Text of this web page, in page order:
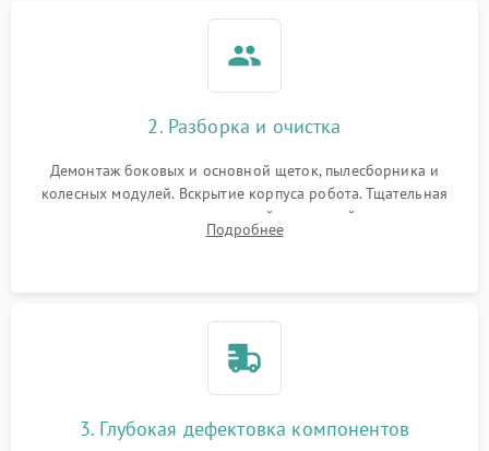
2. Разборка и очистка
Демонтаж боковых и основной щеток, пылесборника и
колесных модулей. Вскрытие корпуса робота. Тщательная
очистка внутренних полостей, шестерней и плат от
скопившейся пыли, волос и шерсти животных с
Подробнее
3. Глубокая дефектовка компонентов